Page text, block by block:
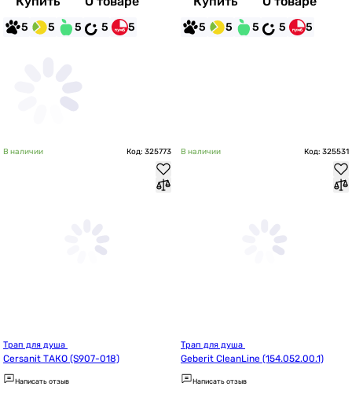
5 5 5 5 5 5 5 5 5 5
В наличии Код: 325773
Cersanit ТАКО (S907-018)
Написать отзыв
В наличии Код: 325531
Geberit CleanLine (154.052.00.1)
Написать отзыв